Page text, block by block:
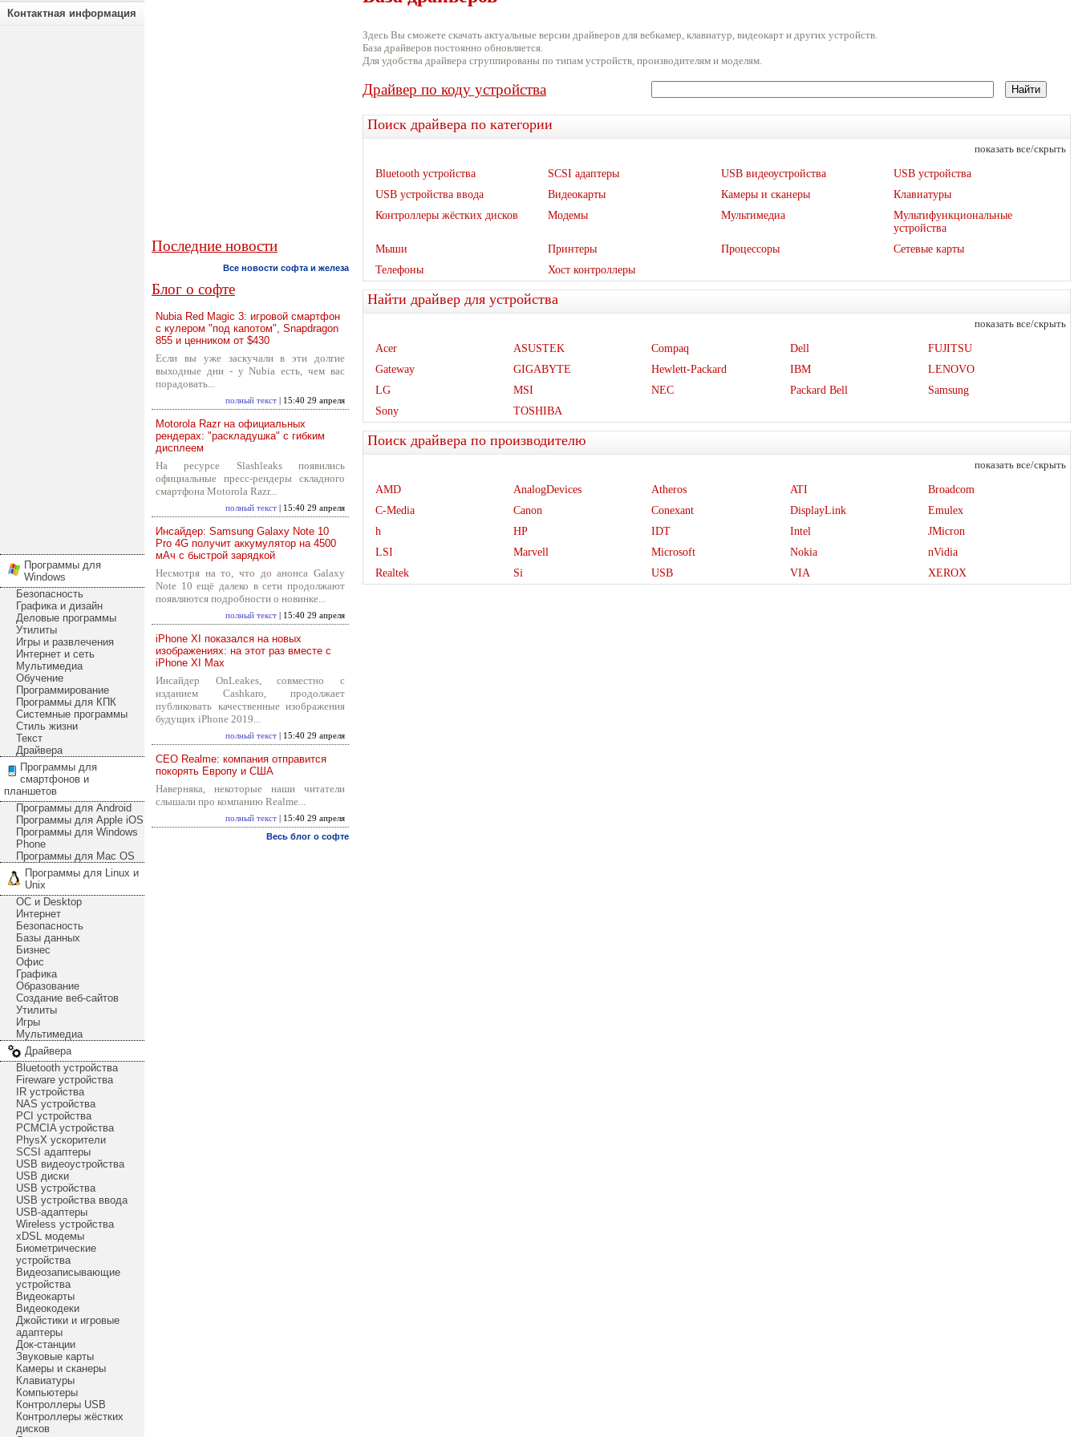
Контактная информация
Программы для
Windows
Безопасность
Графика и дизайн
Деловые программы
Утилиты
Игры и развлечения
Интернет и сеть
Мультимедиа
Обучение
Программирование
Программы для КПК
Системные программы
Стиль жизни
Текст
Драйвера
Программы для
смартфонов и
планшетов
Программы для Android
Программы для Apple iOS
Программы для Windows
Phone
Программы для Mac OS
Программы для Linux и
Unix
ОС и Desktop
Интернет
Безопасность
Базы данных
Бизнес
Офис
Графика
Образование
Создание веб-сайтов
Утилиты
Игры
Мультимедиа
Драйвера
Bluetooth устройства
Fireware устройства
IR устройства
NAS устройства
PCI устройства
PCMCIA устройства
PhysX ускорители
SCSI адаптеры
USB видеоустройства
USB диски
USB устройства
USB устройства ввода
USB-адаптеры
Wireless устройства
xDSL модемы
Биометрические
устройства
Видеозаписывающие
устройства
Видеокарты
Видеокодеки
Джойстики и игровые
адаптеры
Док-станции
Звуковые карты
Камеры и сканеры
Клавиатуры
Компьютеры
Контроллеры USB
Контроллеры жёстких
дисков
Последние новости
Все новости софта и железа
Блог о софте
Nubia Red Magic 3: игровой смартфон
с кулером "под капотом", Snapdragon
855 и ценником от $430
Если вы уже заскучали в эти долгие
выходные дни - у Nubia есть, чем вас
порадовать...
полный текст | 15:40 29 апреля
Motorola Razr на официальных
рендерах: "раскладушка" с гибким
дисплеем
На ресурсе Slashleaks появились
официальные пресс-рендеры складного
смартфона Motorola Razr...
полный текст | 15:40 29 апреля
Инсайдер: Samsung Galaxy Note 10
Pro 4G получит аккумулятор на 4500
мАч с быстрой зарядкой
Несмотря на то, что до анонса Galaxy
Note 10 ещё далеко в сети продолжают
появляются подробности о новинке...
полный текст | 15:40 29 апреля
iPhone XI показался на новых
изображениях: на этот раз вместе с
iPhone XI Max
Инсайдер OnLeakes, совместно с
изданием Cashkaro, продолжает
публиковать качественные изображения
будущих iPhone 2019...
полный текст | 15:40 29 апреля
CEO Realme: компания отправится
покорять Европу и США
Наверняка, некоторые наши читатели
слышали про компанию Realme...
полный текст | 15:40 29 апреля
Весь блог о софте
Здесь Вы сможете скачать актуальные версии драйверов для вебкамер, клавиатур, видеокарт и других устройств.
База драйверов постоянно обновляется.
Для удобства драйвера сгруппированы по типам устройств, производителям и моделям.
Драйвер по коду устройства
Поиск драйвера по категории
показать все/скрыть
Bluetooth устройства SCSI адаптеры USB видеоустройства
USB устройства
USB устройства ввода
Видеокарты Камеры и сканеры
Клавиатуры
Контроллеры жёстких дисков
Модемы Мультимедиа
Мультифункциональные
устройства
Мыши
Принтеры Процессоры
Сетевые карты
Телефоны
Хост контроллеры
Найти драйвер для устройства
показать все/скрыть
Acer ASUSTEK Compaq Dell
FUJITSU
Gateway
GIGABYTE Hewlett-Packard IBM
LENOVO
LG
MSI NEC Packard Bell
Samsung
Sony
TOSHIBA
Поиск драйвера по производителю
показать все/скрыть
AMD AnalogDevices Atheros ATI
Broadcom
C-Media
Canon Conexant DisplayLink
Emulex
h
HP IDT Intel
JMicron
LSI
Marvell Microsoft Nokia
nVidia
Realtek
Si USB VIA XEROX